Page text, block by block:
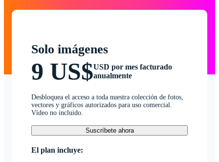
Solo imágenes
9 US$USD por mes facturado
anualmente
Desbloquea el acceso a toda nuestra colección de fotos,
vectores y gráficos autorizados para uso comercial.
Vídeo no incluido.
Suscríbete ahora
El plan incluye: